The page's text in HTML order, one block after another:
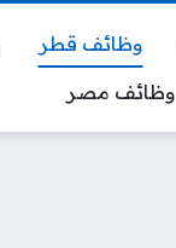
وظائف قطر
وظائف مصر